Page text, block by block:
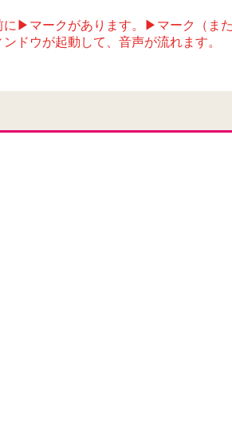
▶マークがあります。▶マーク（ま
ドウが起動して、音声が流れます。